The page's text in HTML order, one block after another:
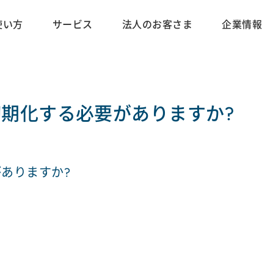
い方 サービス 法人のお客さま 企業情報
化する必要がありますか?
りますか?